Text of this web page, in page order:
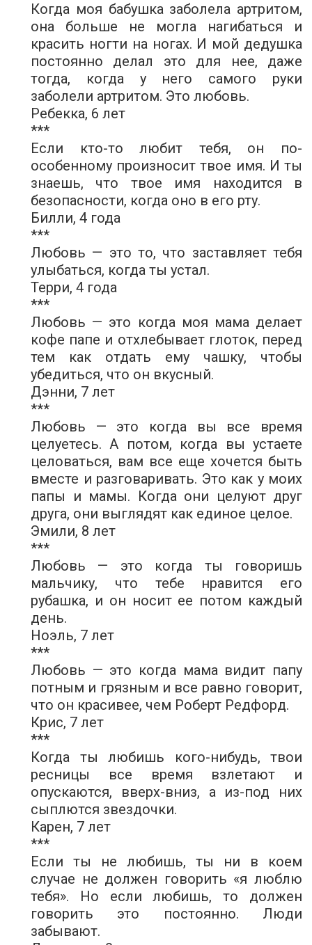
Когда моя бабушка заболела артритом,
она больше не могла нагибаться и
красить ногти на ногах. И мой дедушка
постоянно делал это для нее, даже
тогда, когда у него самого руки
заболели артритом. Это любовь.
Ребекка, 6 лет
***
Если кто-то любит тебя, он по-
особенному произносит твое имя. И ты
знаешь, что твое имя находится в
безопасности, когда оно в его рту.
Билли, 4 года
***
Любовь — это то, что заставляет тебя
улыбаться, когда ты устал.
Терри, 4 года
***
Любовь — это когда моя мама делает
кофе папе и отхлебывает глоток, перед
тем как отдать ему чашку, чтобы
убедиться, что он вкусный.
Дэнни, 7 лет
***
Любовь — это когда вы все время
целуетесь. А потом, когда вы устаете
целоваться, вам все еще хочется быть
вместе и разговаривать. Это как у моих
папы и мамы. Когда они целуют друг
друга, они выглядят как единое целое.
Эмили, 8 лет
***
Любовь — это когда ты говоришь
мальчику, что тебе нравится его
рубашка, и он носит ее потом каждый
день.
Ноэль, 7 лет
***
Любовь — это когда мама видит папу
потным и грязным и все равно говорит,
что он красивее, чем Роберт Редфорд.
Крис, 7 лет
***
Когда ты любишь кого-нибудь, твои
ресницы все время взлетают и
опускаются, вверх-вниз, а из-под них
сыплются звездочки.
Карен, 7 лет
***
Если ты не любишь, ты ни в коем
случае не должен говорить «я люблю
тебя». Но если любишь, то должен
говорить это постоянно. Люди
забывают.